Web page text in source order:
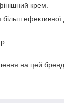
крем.
ефективної
на цей бренд